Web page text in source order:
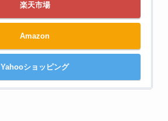
楽天市場
Amazon
Yahooショッピング